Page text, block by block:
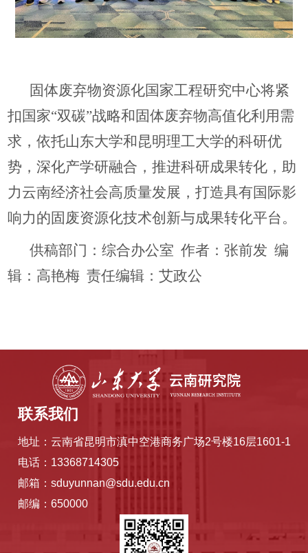
固体废弃物资源化国家工程研究中心将紧
扣国家“双碳”战略和固体废弃物高值化利用需
求，依托山东大学和昆明理工大学的科研优
势，深化产学研融合，推进科研成果转化，助
力云南经济社会高质量发展，打造具有国际影
响力的固废资源化技术创新与成果转化平台。
供稿部门：综合办公室 作者：张前发 编
辑：高艳梅 责任编辑：艾政公
联系我们
地址：云南省昆明市滇中空港商务广场2号楼16层1601-1
电话：13368714305
邮箱：sduyunnan@sdu.edu.cn
邮编：650000